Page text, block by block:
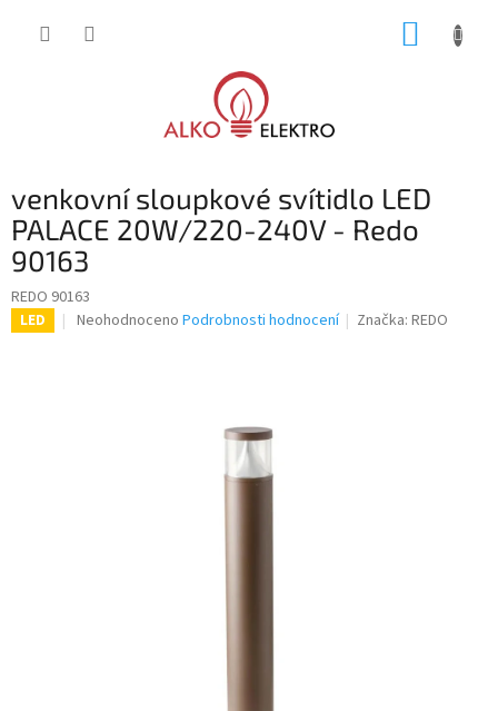
venkovní sloupkové svítidlo LED
PALACE 20W/220-240V - Redo
90163
REDO 90163
LED
Průměrné
Neohodnoceno Podrobnosti hodnocení Značka:REDO